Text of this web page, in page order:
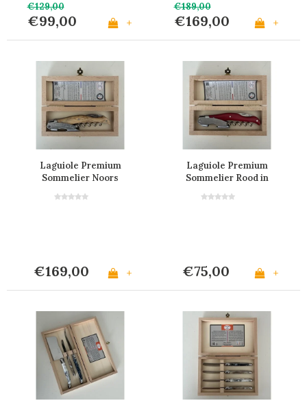
€129,00
€99,00 +
€189,00
€169,00 +
Laguiole Premium
Sommelier Noors
€169,00 +
Laguiole Premium
Sommelier Rood in
€75,00 +